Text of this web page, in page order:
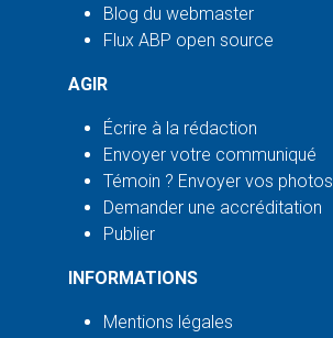
Blog du webmaster
Flux ABP open source
AGIR
Écrire à la rédaction
Envoyer votre communiqué
Témoin ? Envoyer vos photos
Demander une accréditation
Publier
INFORMATIONS
Mentions légales